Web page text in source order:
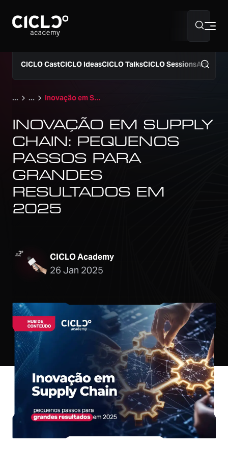
Sobre nós
Hub Supply Chain
Programação 2026
40º Simpósio Supply Chain
CICLO CastCICLO IdeasCICLO TalksCICLO SessionsArtigos
Inovação em Supply Chain: pequenos passos para grandes resultados em 2025
INOVAÇÃO EM SUPPLY
CHAIN: PEQUENOS
PASSOS PARA
GRANDES
RESULTADOS EM
2025
CICLO Academy
26 Jan 2025